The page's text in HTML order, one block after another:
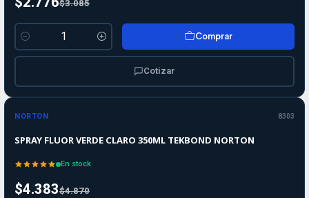
$3.085
Cantidad
Comprar
Cotizar
-10%OFF
NORTON 8303
SPRAY FLUOR VERDE CLARO 350ML TEKBOND NORTON
En stock
$4.383$4.870